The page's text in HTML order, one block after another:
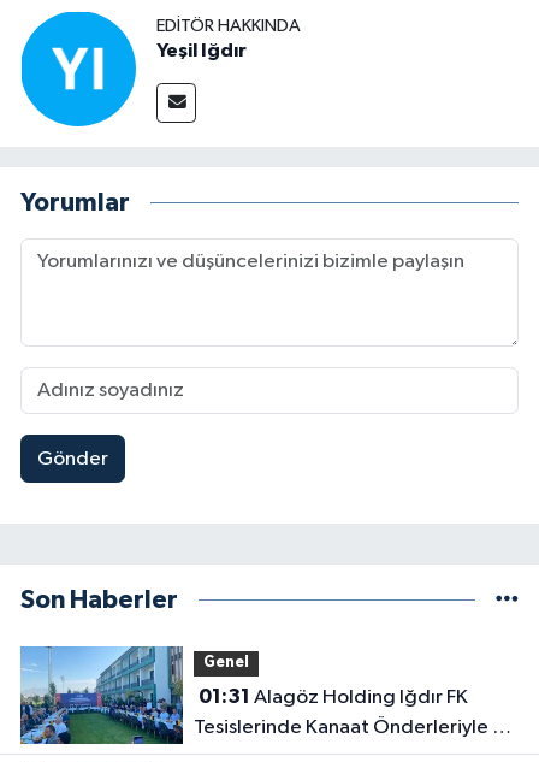
EDITÖR HAKKINDA
Yeşil Iğdır
Yorumlar
Gönder
Son Haberler
Genel
01:31
Tesislerinde Kanaat Önderleriyle Bir
Araya Geldiler